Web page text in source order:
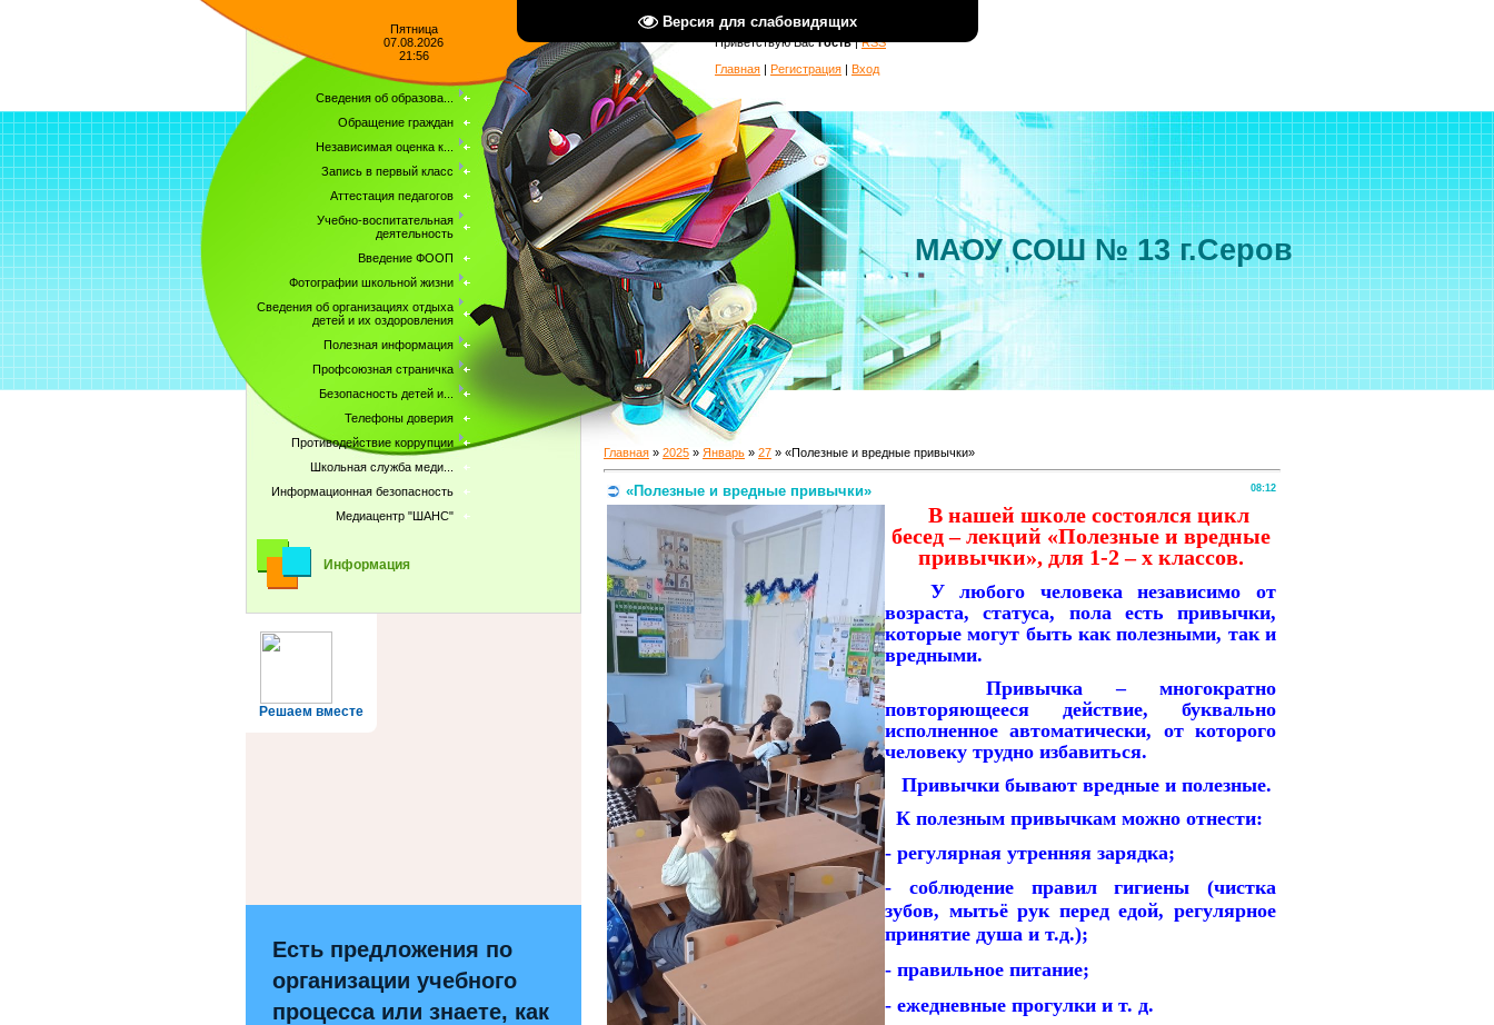
Версия для слабовидящих
Пятница
07.08.2026
21:56
Сведения об образова...
Обращение граждан
Независимая оценка к...
Запись в первый класс
Аттестация педагогов
Учебно-воспитательная
деятельность
Введение ФООП
Фотографии школьной жизни
Сведения об организациях отдыха
детей и их оздоровления
Полезная информация
Профсоюзная страничка
Безопасность детей и...
Телефоны доверия
Противодействие коррупции
Школьная служба меди...
Информационная безопасность
Медиацентр "ШАНС"
Информация
Решаем вместе
Есть предложения по
организации учебного
процесса или знаете, как
Приветствую Вас Гость|RSS
Главная | Регистрация | Вход
МАОУ СОШ № 13 г.Серов
Главная » 2025 » Январь » 27 » «Полезные и вредные привычки»
08:12
«Полезные и вредные привычки»
В нашей школе состоялся цикл
бесед – лекций «Полезные и вредные
привычки», для 1-2 – х классов.
У любого человека независимо от
возраста, статуса, пола есть привычки,
которые могут быть как полезными, так и
вредными.
Привычка – многократно
повторяющееся действие, буквально
исполненное автоматически, от которого
человеку трудно избавиться.
Привычки бывают вредные и полезные.
К полезным привычкам можно отнести:
- регулярная утренняя зарядка;
- соблюдение правил гигиены (чистка
зубов, мытьё рук перед едой, регулярное
принятие душа и т.д.);
- правильное питание;
- ежедневные прогулки и т. д.